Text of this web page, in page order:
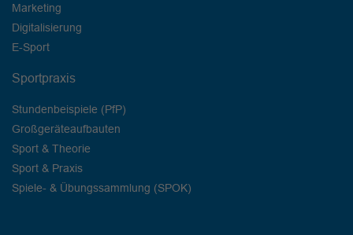
Marketing
Digitalisierung
E-Sport
Sportpraxis
Stundenbeispiele (PfP)
Großgeräteaufbauten
Sport & Theorie
Sport & Praxis
Spiele- & Übungssammlung (SPOK)